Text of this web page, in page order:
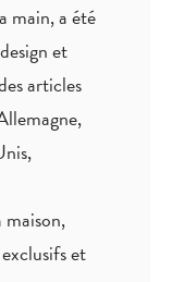
main, a été
et
articles
et